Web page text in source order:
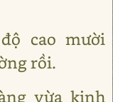
cao mười
rồi.
vừa kinh